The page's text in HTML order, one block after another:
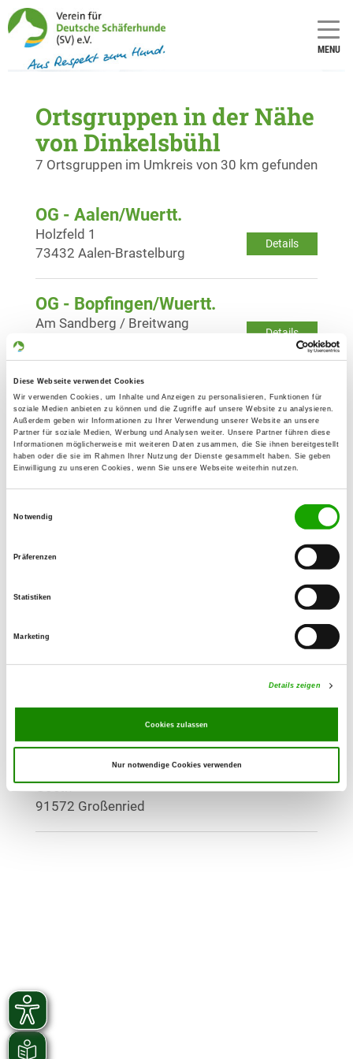
Diese Webseite verwendet Cookies
Wir verwenden Cookies, um Inhalte und Anzeigen zu personalisieren, Funktionen für
soziale Medien anbieten zu können und die Zugriffe auf unsere Website zu analysieren.
Außerdem geben wir Informationen zu Ihrer Verwendung unserer Website an unsere
Partner für soziale Medien, Werbung und Analysen weiter. Unsere Partner führen diese
Informationen möglicherweise mit weiteren Daten zusammen, die Sie ihnen bereitgestellt
haben oder die sie im Rahmen Ihrer Nutzung der Dienste gesammelt haben. Sie geben
Einwilligung zu unseren Cookies, wenn Sie unsere Webseite weiterhin nutzen.
Notwendig
Präferenzen
Statistiken
Marketing
Details zeigen
Cookies zulassen
Nur notwendige Cookies verwenden
MENU
Ortsgruppen in der Nähe
von Dinkelsbühl
7 Ortsgruppen im Umkreis von 30 km gefunden
OG - Aalen/Wuertt.
Details
Holzfeld 1
73432 Aalen-Brastelburg
OG - Bopfingen/Wuertt.
Details
Am Sandberg / Breitwang
OG - Lauchheim e.V.
Details
Gromberger Heide
73466 Lauchheim
Details
91550 Dinkelsbühl
Details
Stadeln Bundesstr. 13
OG - Nördlingen e.V.
Details
OG - Großenried
Alter Sportplatz, Verlängerung der
Goeth
91572 Großenried